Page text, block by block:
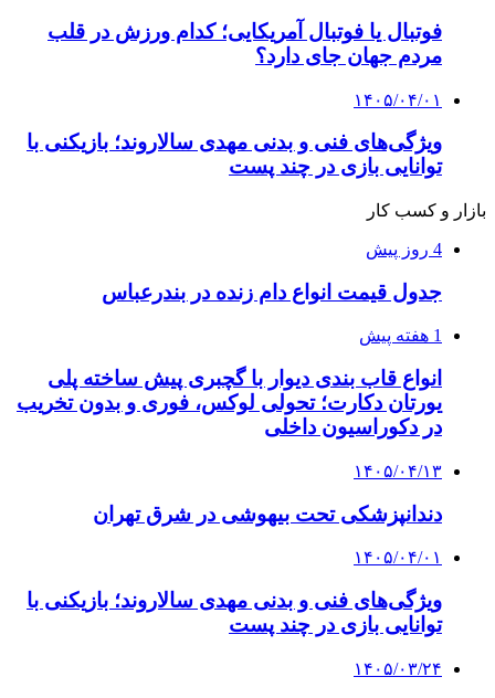
فوتبال یا فوتبال آمریکایی؛ کدام ورزش در قلب
مردم جهان جای دارد؟
۱۴۰۵/۰۴/۰۱
ویژگی‌های فنی و بدنی مهدی سالاروند؛ بازیکنی با
توانایی بازی در چند پست
بازار و کسب کار
4 روز پیش
جدول قیمت انواع دام زنده در بندرعباس
1 هفته پیش
انواع قاب بندی دیوار با گچبری پیش ساخته پلی
یورتان دکارت؛ تحولی لوکس، فوری و بدون تخریب
در دکوراسیون داخلی
۱۴۰۵/۰۴/۱۳
دندانپزشکی تحت بیهوشی در شرق تهران
۱۴۰۵/۰۴/۰۱
ویژگی‌های فنی و بدنی مهدی سالاروند؛ بازیکنی با
توانایی بازی در چند پست
۱۴۰۵/۰۳/۲۴